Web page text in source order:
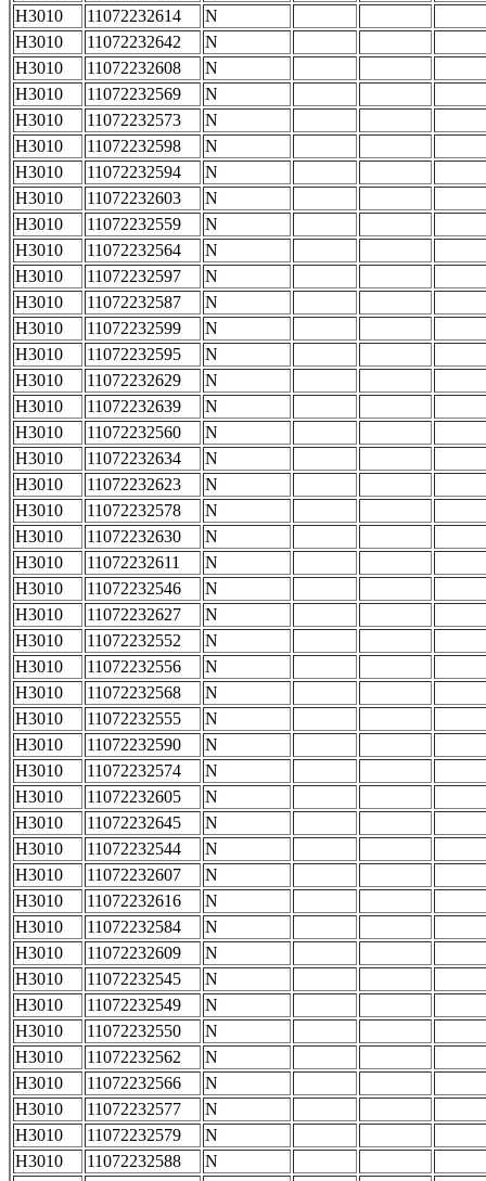
H3010
11072232614
N
H3010
11072232642
N
H3010
11072232608
N
H3010
11072232569
N
H3010
11072232573
N
H3010
11072232598
N
H3010
11072232594
N
H3010
11072232603
N
H3010
11072232559
N
H3010
11072232564
N
H3010
11072232597
N
H3010
11072232587
N
H3010
11072232599
N
H3010
11072232595
N
H3010
11072232629
N
H3010
11072232639
N
H3010
11072232560
N
H3010
11072232634
N
H3010
11072232623
N
H3010
11072232578
N
H3010
11072232630
N
H3010
11072232611
N
H3010
11072232546
N
H3010
11072232627
N
H3010
11072232552
N
H3010
11072232556
N
H3010
11072232568
N
H3010
11072232555
N
H3010
11072232590
N
H3010
11072232574
N
H3010
11072232605
N
H3010
11072232645
N
H3010
11072232544
N
H3010
11072232607
N
H3010
11072232616
N
H3010
11072232584
N
H3010
11072232609
N
H3010
11072232545
N
H3010
11072232549
N
H3010
11072232550
N
H3010
11072232562
N
H3010
11072232566
N
H3010
11072232577
N
H3010
11072232579
N
H3010
11072232588
N